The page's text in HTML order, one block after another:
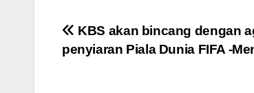
Post
navigation
KBS akan bincang dengan
penyiaran Piala Dunia FIFA -